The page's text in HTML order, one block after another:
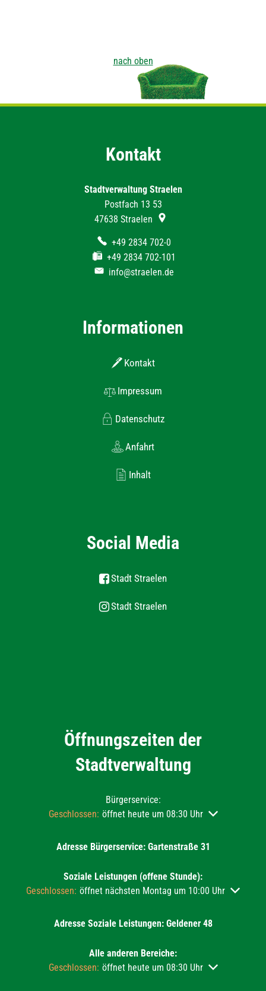
nach oben
Kontakt
Stadtverwaltung Straelen
Postfach 13 53
47638 Straelen
+49 2834 702-0
+49 2834 702-101
info@straelen.de
Informationen
Kontakt
Impressum
Datenschutz
Anfahrt
Inhalt
Social Media
Stadt Straelen
Stadt Straelen
Öffnungszeiten der
Stadtverwaltung
Bürgerservice:
Klicken, um weitere Öffnungs- oder Schließzeiten
Geschlossen: öffnet heute um 08:30 Uhr
Adresse Bürgerservice: Gartenstraße 31
Soziale Leistungen (offene Stunde):
Klicken, um weitere Öffnungs- oder Schließzeiten
Geschlossen: öffnet nächsten Montag um 10:00 Uhr
Adresse Soziale Leistungen: Geldener 48
Alle anderen Bereiche:
Klicken, um weitere Öffnungs- oder Schließzeiten
Geschlossen: öffnet heute um 08:30 Uhr